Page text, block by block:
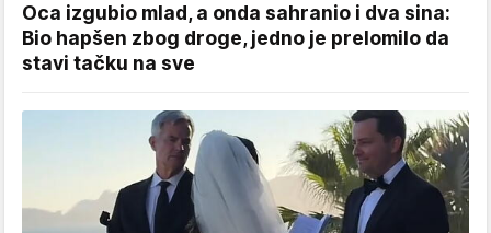
Oca izgubio mlad, a onda sahranio i dva sina:
Bio hapšen zbog droge, jedno je prelomilo da
stavi tačku na sve